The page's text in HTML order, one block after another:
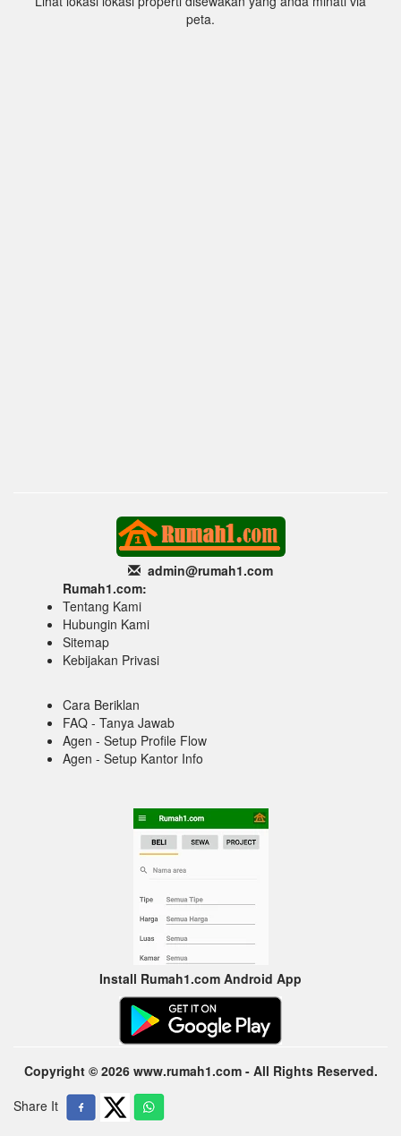
peta.
admin@rumah1.com
Rumah1.com:
Tentang Kami
Hubungin Kami
Sitemap
Kebijakan Privasi
Cara Beriklan
FAQ - Tanya Jawab
Agen - Setup Profile Flow
Agen - Setup Kantor Info
Install Rumah1.com Android App
Copyright © 2026 www.rumah1.com - All Rights Reserved.
Share It